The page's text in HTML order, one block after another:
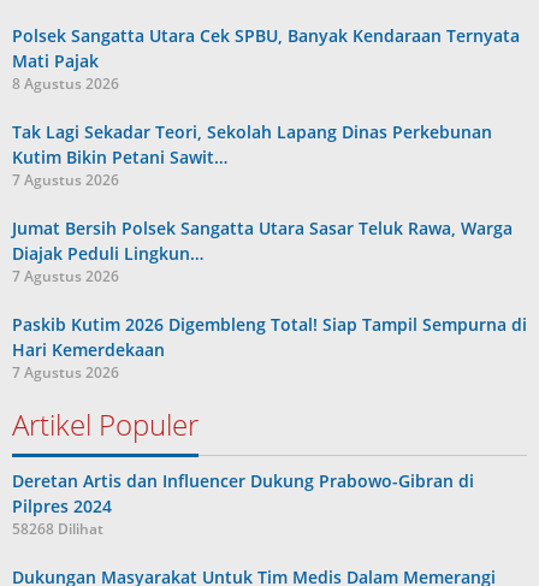
Polsek Sangatta Utara Cek SPBU, Banyak Kendaraan Ternyata
Mati Pajak
8 Agustus 2026
Tak Lagi Sekadar Teori, Sekolah Lapang Dinas Perkebunan
Kutim Bikin Petani Sawit…
7 Agustus 2026
Jumat Bersih Polsek Sangatta Utara Sasar Teluk Rawa, Warga
Diajak Peduli Lingkun…
7 Agustus 2026
Paskib Kutim 2026 Digembleng Total! Siap Tampil Sempurna di
Hari Kemerdekaan
7 Agustus 2026
Artikel Populer
Deretan Artis dan Influencer Dukung Prabowo-Gibran di
Pilpres 2024
58268 Dilihat
Dukungan Masyarakat Untuk Tim Medis Dalam Memerangi